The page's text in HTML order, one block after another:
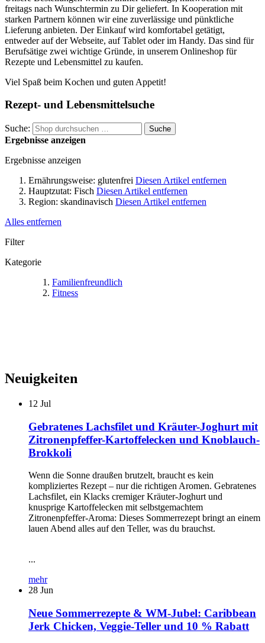
freitags nach Wunschtermin zu Dir geliefert. In Kooperation mit
starken Partnern können wir eine zuverlässige und pünktliche
Lieferung anbieten. Der Einkauf wird komfortabel getätigt,
entweder auf der Webseite, auf Tablet oder im Handy. Das sind für
Berufsätige zwei wichtige Gründe, in unserem Onlineshop für
Rezepte und Lebensmittel zu kaufen.
Viel Spaß beim Kochen und guten Appetit!
Rezept- und Lebensmittelsuche
Suche: Suche
Ergebnisse anzeigen
Ergebnisse anzeigen
Ernährungsweise: glutenfrei Diesen Artikel entfernen
Hauptzutat: Fisch Diesen Artikel entfernen
Region: skandinavisch Diesen Artikel entfernen
Alles entfernen
Filter
Kategorie
Familienfreundlich
Fitness
Neuigkeiten
12 Jul
Gebratenes Lachsfilet und Kräuter-Joghurt mit
Zitronenpfeffer-Kartoffelecken und Knoblauch-
Brokkoli
Wenn die Sonne draußen brutzelt, braucht es kein
kompliziertes Rezept – nur die richtigen Aromen. Gebratenes
Lachsfilet, ein Klacks cremiger Kräuter-Joghurt und
knusprige Kartoffelecken mit selbstgemachtem
Zitronenpfeffer-Aroma: Dieses Sommerrezept bringt an einem
lauen Abend alles auf den Teller, was du brauchst.
...
mehr
28 Jun
Neue Sommerrezepte & WM-Jubel: Caribbean
Jerk Chicken, Veggie-Teller und 10 % Rabatt